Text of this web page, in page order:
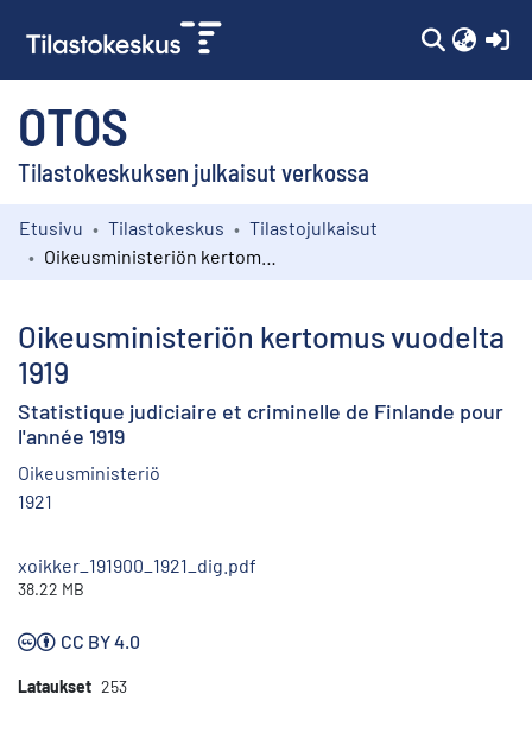
OTOS
Tilastokeskuksen julkaisut verkossa
Kokoelmat
Etusivu Tilastokeskus
Tilastojulkaisut
Oikeusministeriön kertomus vuodelta
1919
Statistique judiciaire et criminelle de Finlande pour
l'année 1919
Oikeusministeriö
1921
xoikker_191900_1921_dig.pdf
38.22 MB
CC BY 4.0
Lataukset 253